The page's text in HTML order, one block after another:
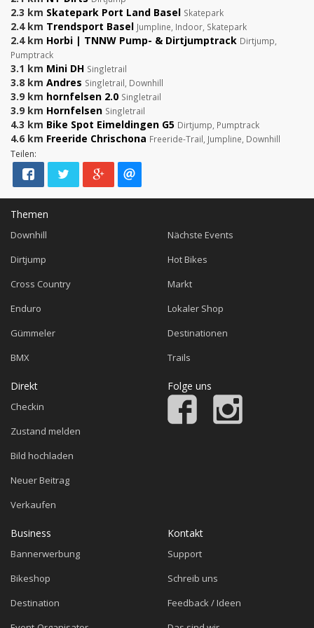
2.3 km Skatepark Port Land Basel Skatepark
2.4 km Trendsport Basel Jumpline, Indoor, Skatepark
2.4 km Horbi | TNNW Pump- & Dirtjumptrack Dirtjump,
Pumptrack
3.1 km Mini DH Singletrail
3.8 km Andres Singletrail, Downhill
3.9 km hornfelsen 2.0 Singletrail
3.9 km Hornfelsen Singletrail
4.3 km Bike Spot Eimeldingen G5 Dirtjump, Pumptrack
4.6 km Freeride Chrischona Freeride-Trail, Jumpline, Downhill
Teilen:
Themen
Downhill
Dirtjump
Cross Country
Enduro
Gümmeler
BMX
Nächste Events
Hot Bikes
Markt
Lokaler Shop
Destinationen
Trails
Direkt
Checkin
Zustand melden
Bild hochladen
Neuer Beitrag
Verkaufen
Folge uns
Business
Bannerwerbung
Bikeshop
Destination
Kontakt
Support
Schreib uns
Feedback / Ideen